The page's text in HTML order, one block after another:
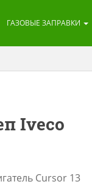
ГАЗОВЫЕ ЗАПРАВКИ
Iveco
Cursor 13